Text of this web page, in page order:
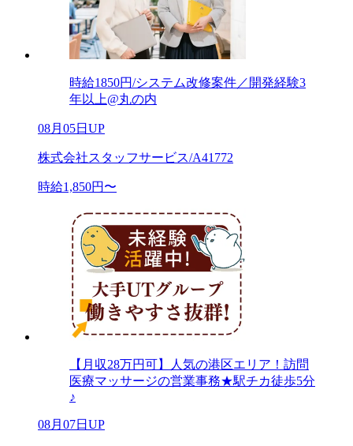
時給1850円/システム改修案件／開発経験3
年以上@丸の内
08月05日UP
株式会社スタッフサービス/A41772
時給1,850円〜
【月収28万円可】人気の港区エリア！訪問
医療マッサージの営業事務★駅チカ徒歩5分
♪
08月07日UP